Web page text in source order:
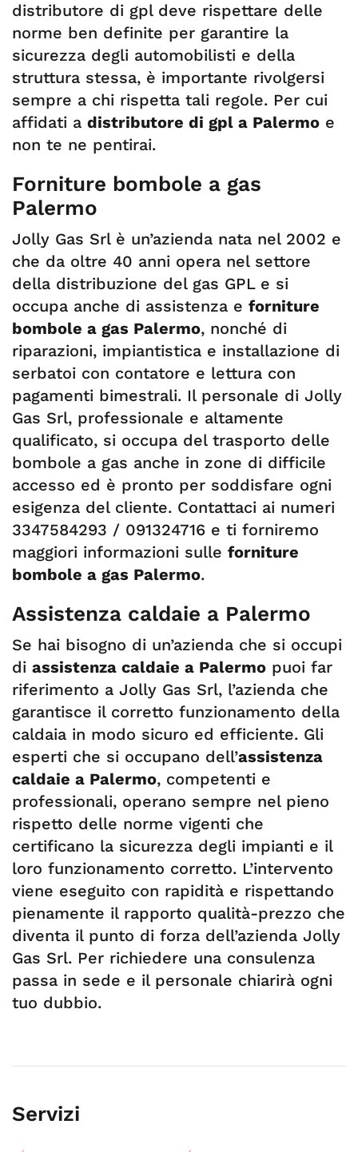
distributore di gpl deve rispettare delle
norme ben definite per garantire la
sicurezza degli automobilisti e della
struttura stessa, è importante rivolgersi
sempre a chi rispetta tali regole. Per cui
affidati a distributore di gpl a Palermo e
non te ne pentirai.
Forniture bombole a gas
Palermo
Jolly Gas Srl è un’azienda nata nel 2002 e
che da oltre 40 anni opera nel settore
della distribuzione del gas GPL e si
occupa anche di assistenza e forniture
bombole a gas Palermo, nonché di
riparazioni, impiantistica e installazione di
serbatoi con contatore e lettura con
pagamenti bimestrali. Il personale di Jolly
Gas Srl, professionale e altamente
qualificato, si occupa del trasporto delle
bombole a gas anche in zone di difficile
accesso ed è pronto per soddisfare ogni
esigenza del cliente. Contattaci ai numeri
3347584293 / 091324716 e ti forniremo
maggiori informazioni sulle forniture
bombole a gas Palermo.
Assistenza caldaie a Palermo
Se hai bisogno di un’azienda che si occupi
di assistenza caldaie a Palermo puoi far
riferimento a Jolly Gas Srl, l’azienda che
garantisce il corretto funzionamento della
caldaia in modo sicuro ed efficiente. Gli
esperti che si occupano dell’assistenza
caldaie a Palermo, competenti e
professionali, operano sempre nel pieno
rispetto delle norme vigenti che
certificano la sicurezza degli impianti e il
loro funzionamento corretto. L’intervento
viene eseguito con rapidità e rispettando
pienamente il rapporto qualità-prezzo che
diventa il punto di forza dell’azienda Jolly
Gas Srl. Per richiedere una consulenza
passa in sede e il personale chiarirà ogni
tuo dubbio.
Servizi